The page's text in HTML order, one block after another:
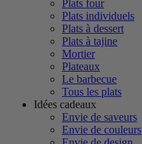
Plats four
Plats individuels
Plats à dessert
Plats à tajine
Mortier
Plateaux
Le barbecue
Tous les plats
Idées cadeaux
Envie de saveurs
Envie de couleurs